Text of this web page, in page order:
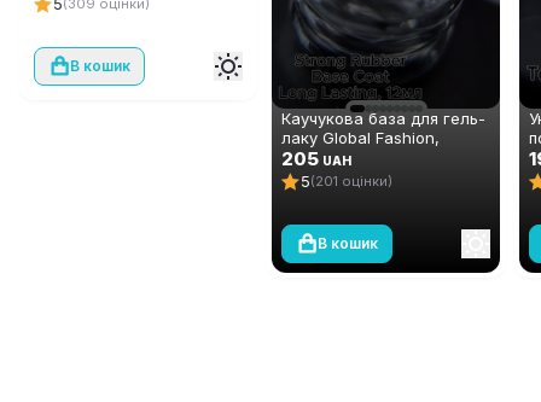
(309 оцінки)
В кошик
Каучукова база для гель-
лаку Global Fashion,
Strong Long Lasting Base
Coat, 12 мл
205 UAH
5(201 оцінки)
В кошик